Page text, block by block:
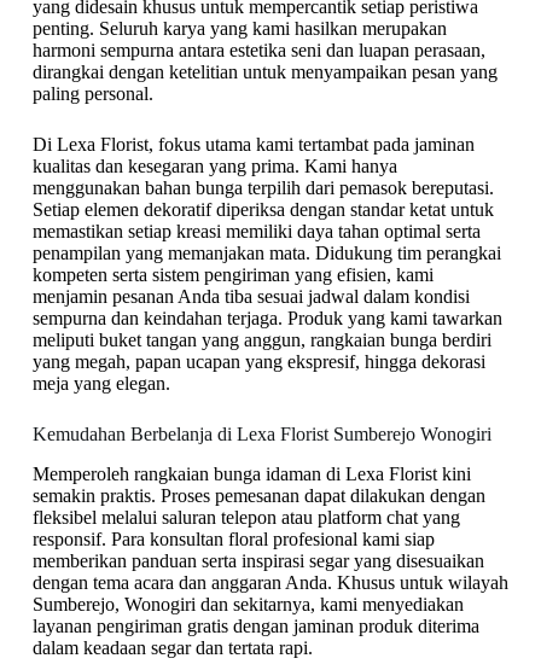
yang didesain khusus untuk mempercantik setiap peristiwa
penting. Seluruh karya yang kami hasilkan merupakan
harmoni sempurna antara estetika seni dan luapan perasaan,
dirangkai dengan ketelitian untuk menyampaikan pesan yang
paling personal.
Di Lexa Florist, fokus utama kami tertambat pada jaminan
kualitas dan kesegaran yang prima. Kami hanya
menggunakan bahan bunga terpilih dari pemasok bereputasi.
Setiap elemen dekoratif diperiksa dengan standar ketat untuk
memastikan setiap kreasi memiliki daya tahan optimal serta
penampilan yang memanjakan mata. Didukung tim perangkai
kompeten serta sistem pengiriman yang efisien, kami
menjamin pesanan Anda tiba sesuai jadwal dalam kondisi
sempurna dan keindahan terjaga. Produk yang kami tawarkan
meliputi buket tangan yang anggun, rangkaian bunga berdiri
yang megah, papan ucapan yang ekspresif, hingga dekorasi
meja yang elegan.
Kemudahan Berbelanja di Lexa Florist Sumberejo Wonogiri
Memperoleh rangkaian bunga idaman di Lexa Florist kini
semakin praktis. Proses pemesanan dapat dilakukan dengan
fleksibel melalui saluran telepon atau platform chat yang
responsif. Para konsultan floral profesional kami siap
memberikan panduan serta inspirasi segar yang disesuaikan
dengan tema acara dan anggaran Anda. Khusus untuk wilayah
Sumberejo, Wonogiri dan sekitarnya, kami menyediakan
layanan pengiriman gratis dengan jaminan produk diterima
dalam keadaan segar dan tertata rapi.